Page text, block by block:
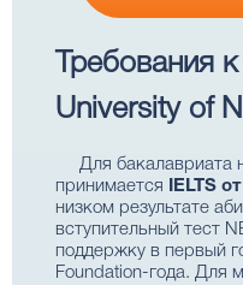
Требования
University of
Для бакалавриата
принимается
IELTS
низком результате
вступительный тест
поддержку в первый
Foundation-года. Для